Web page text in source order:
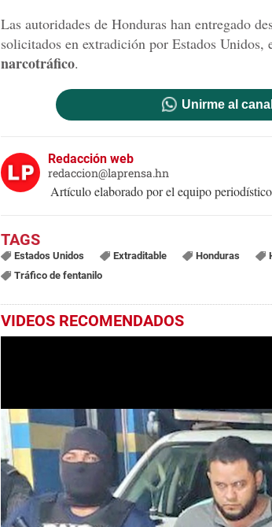
Las autoridades de Honduras han entregado
solicitados en extradición por Estados Unidos,
narcotráfico.
Unirme al
Redacción web
redaccion@laprensa.hn
Artículo elaborado por el equipo
Estados Unidos Extraditable Honduras
Tráfico de fentanilo
VIDEOS RECOMENDADOS